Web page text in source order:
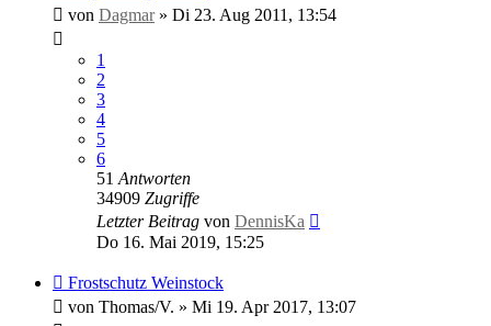
von Dagmar» Di 23. Aug 2011, 13:54
1
2
3
4
5
6
51 Antworten
34909 Zugriffe
Letzter Beitrag von DennisKa
Do 16. Mai 2019, 15:25
Frostschutz Weinstock
von Thomas/V. » Mi 19. Apr 2017, 13:07